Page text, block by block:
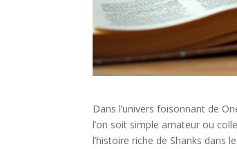
Dans l’univers foisonnant de
l’on soit simple amateur ou
l’histoire riche de Shanks dans